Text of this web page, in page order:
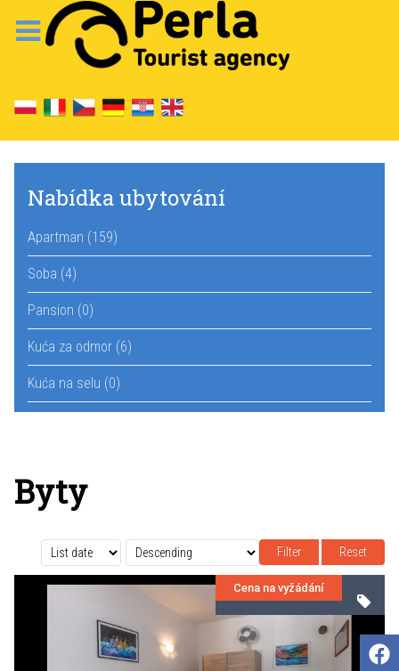
Nabídka ubytování
Apartman (159)
Soba (4)
Pansion (0)
Kuća za odmor (6)
Kuća na selu (0)
Byty
Reset
Cena na vyžádání